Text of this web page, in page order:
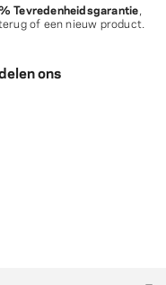
Tevredenheidsgarantie
of een nieuw product.
ons